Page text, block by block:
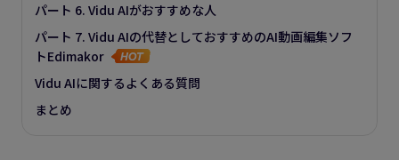
パート 6. Vidu AIがおすすめな人
パート 7. Vidu AIの代替としておすすめのAI動画編集ソフ
トEdimakor
Vidu AIに関するよくある質問
まとめ